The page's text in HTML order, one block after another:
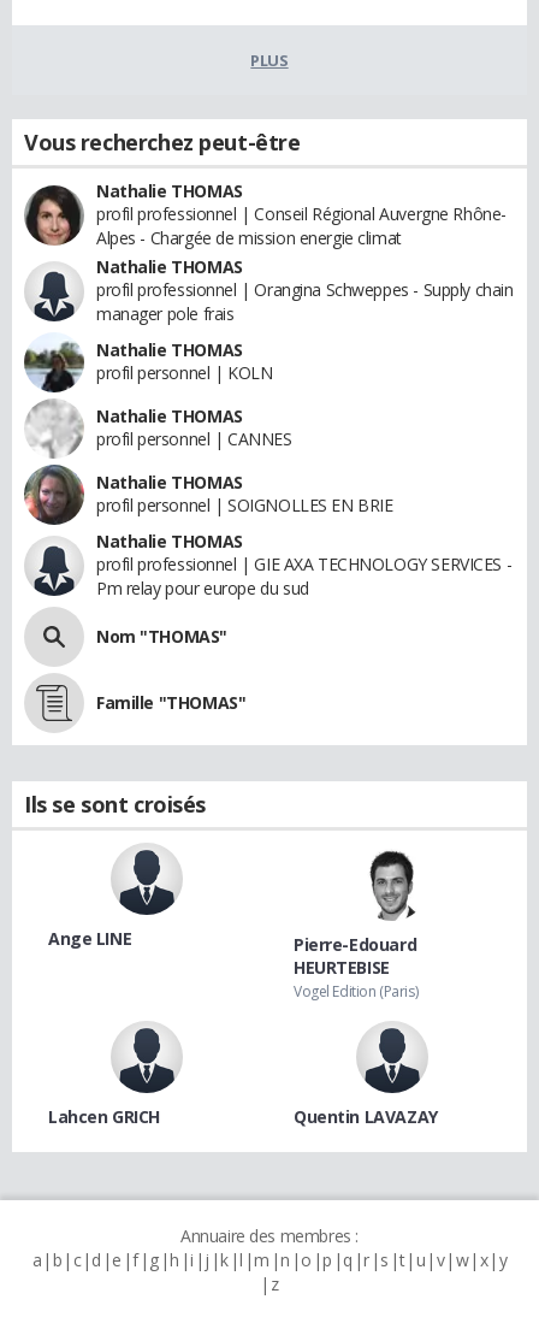
PLUS
Vous recherchez peut-être
Nathalie THOMAS
profil professionnel | Conseil Régional Auvergne Rhône-
Alpes - Chargée de mission energie climat
Nathalie THOMAS
profil professionnel | Orangina Schweppes - Supply chain
manager pole frais
Nathalie THOMAS
profil personnel | KOLN
Nathalie THOMAS
profil personnel | CANNES
Nathalie THOMAS
profil personnel | SOIGNOLLES EN BRIE
Nathalie THOMAS
profil professionnel | GIE AXA TECHNOLOGY SERVICES -
Pm relay pour europe du sud
Nom "THOMAS"
Famille "THOMAS"
Ils se sont croisés
Ange LINE
Pierre-Edouard
HEURTEBISE
Vogel Edition (Paris)
Lahcen GRICH Quentin LAVAZAY
Annuaire des membres :
a b c d e f g h i j k l m n o p q r s t u v w x y
z